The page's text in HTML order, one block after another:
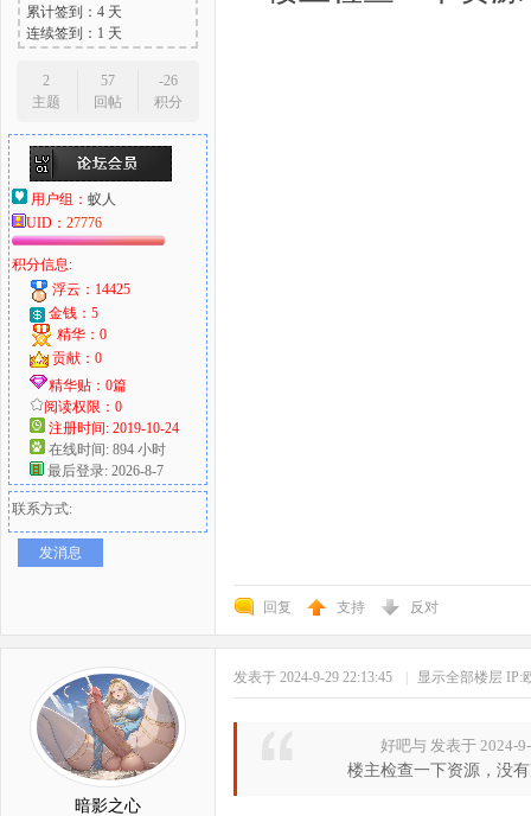
累计签到：4 天
连续签到：1 天
2
主题
57
回帖
-26
积分
用户组： 蚁人
UID： 27776
积分信息:
浮云：14425
金钱：5
精华：0
贡献：0
精华贴：0篇
阅读权限：0
注册时间: 2019-10-24
在线时间: 894 小时
最后登录: 2026-8-7
联系方式:
发消息
回复 支持 反对
暗影之心
发表于 2024-9-29 22:13:45 显示全部楼层 IP:
好吧与 发表于 2024-
楼主检查一下资源，没